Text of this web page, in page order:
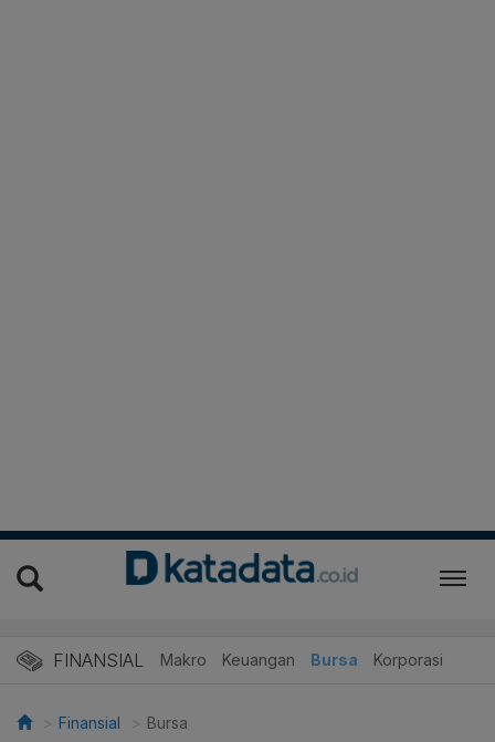
FINANSIAL Makro Keuangan Bursa Korporasi
Finansial Bursa